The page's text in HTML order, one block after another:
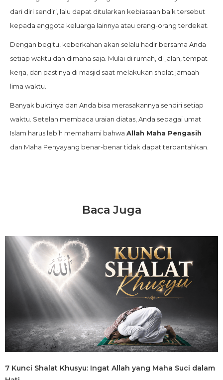
dari diri sendiri, lalu dapat ditularkan kebiasaan baik tersebut
kepada anggota keluarga lainnya atau orang-orang terdekat.
Dengan begitu, keberkahan akan selalu hadir bersama Anda
setiap waktu dan dimana saja. Mulai di rumah, di jalan, tempat
kerja, dan pastinya di masjid saat melakukan sholat jamaah
lima waktu.
Banyak buktinya dan Anda bisa merasakannya sendiri setiap
waktu. Setelah membaca uraian diatas, Anda sebagai umat
Islam harus lebih memahami bahwa Allah Maha Pengasih
dan Maha Penyayang benar-benar tidak dapat terbantahkan.
Baca Juga
7 Kunci Shalat Khusyu: Ingat Allah yang Maha Suci dalam